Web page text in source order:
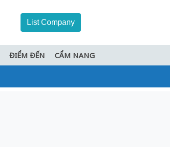
List Company
ĐIỂM ĐẾN CẨM NANG